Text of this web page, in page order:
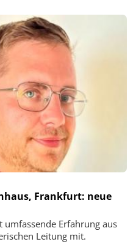
Frankfurt: neue
Erfahrung aus
Leitung mit.